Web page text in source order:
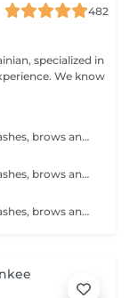
482
specialized in
We know
Service performed by Diana, our expert in lashes, brows and hair removal, with over 10 years of experience, ensuring precision and high-quality results.
Service performed by Diana, our expert in lashes, brows and hair removal, with over 10 years of experience, ensuring precision and high-quality results.
Service performed by Diana, our expert in lashes, brows and hair removal, with over 10 years of experience, ensuring precision and high-quality results.